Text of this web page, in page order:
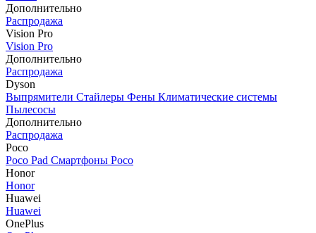
Дополнительно
Распродажа
Vision Pro
Vision Pro
Дополнительно
Распродажа
Dyson
Выпрямители Стайлеры Фены Климатические системы
Пылесосы
Дополнительно
Распродажа
Poco
Poco Pad Смартфоны Poco
Honor
Honor
Huawei
Huawei
OnePlus